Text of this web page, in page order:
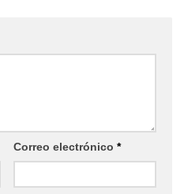
Correo electrónico *